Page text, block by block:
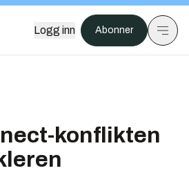
Logg inn Abonner
konflikten